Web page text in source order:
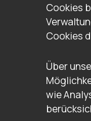
Cookies
Cookies
Über
wie